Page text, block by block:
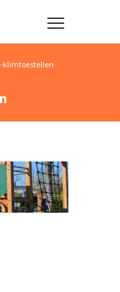
klimtoestellen